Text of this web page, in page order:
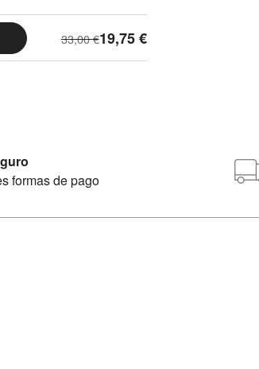
33,00€
El
precio
19,75€
El
precio
formas de pago